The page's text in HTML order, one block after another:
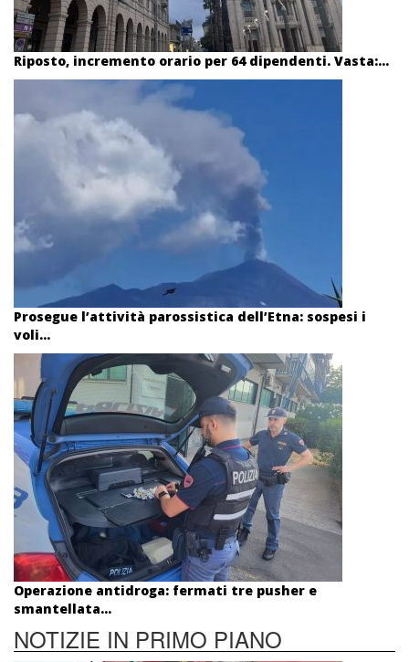
Riposto, incremento orario per 64 dipendenti. Vasta:...
Prosegue l’attività parossistica dell’Etna: sospesi i
voli...
Operazione antidroga: fermati tre pusher e
smantellata...
NOTIZIE IN PRIMO PIANO